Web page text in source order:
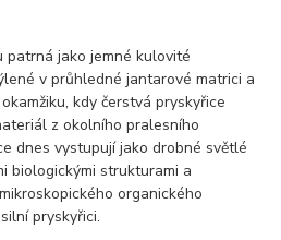
patrná jako jemné kulovité
v průhledné jantarové matrici a
kdy čerstvá pryskyřice
z okolního pralesního
dnes vystupují jako drobné světlé
biologickými strukturami a
organického
pryskyřici.